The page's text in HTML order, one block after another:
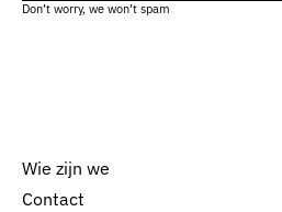
Don’t worry, we won’t spam
Wie zijn we
Contact